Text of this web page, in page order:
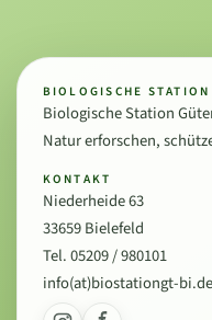
BIOLOGISCHE STATION
Biologische Station
Natur erforschen,
KONTAKT
Niederheide 63
33659 Bielefeld
Tel. 05209 / 980101
info(at)biostationgt-bi.de